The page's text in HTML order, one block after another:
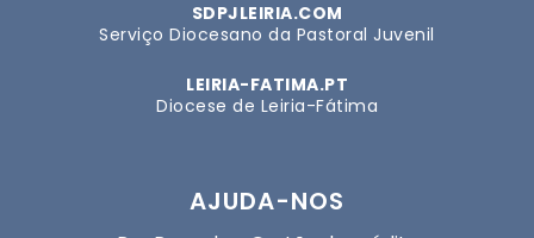
SDPJLEIRIA.COM
Serviço Diocesano da Pastoral Juvenil
LEIRIA-FATIMA.PT
Diocese de Leiria-Fátima
AJUDA-NOS